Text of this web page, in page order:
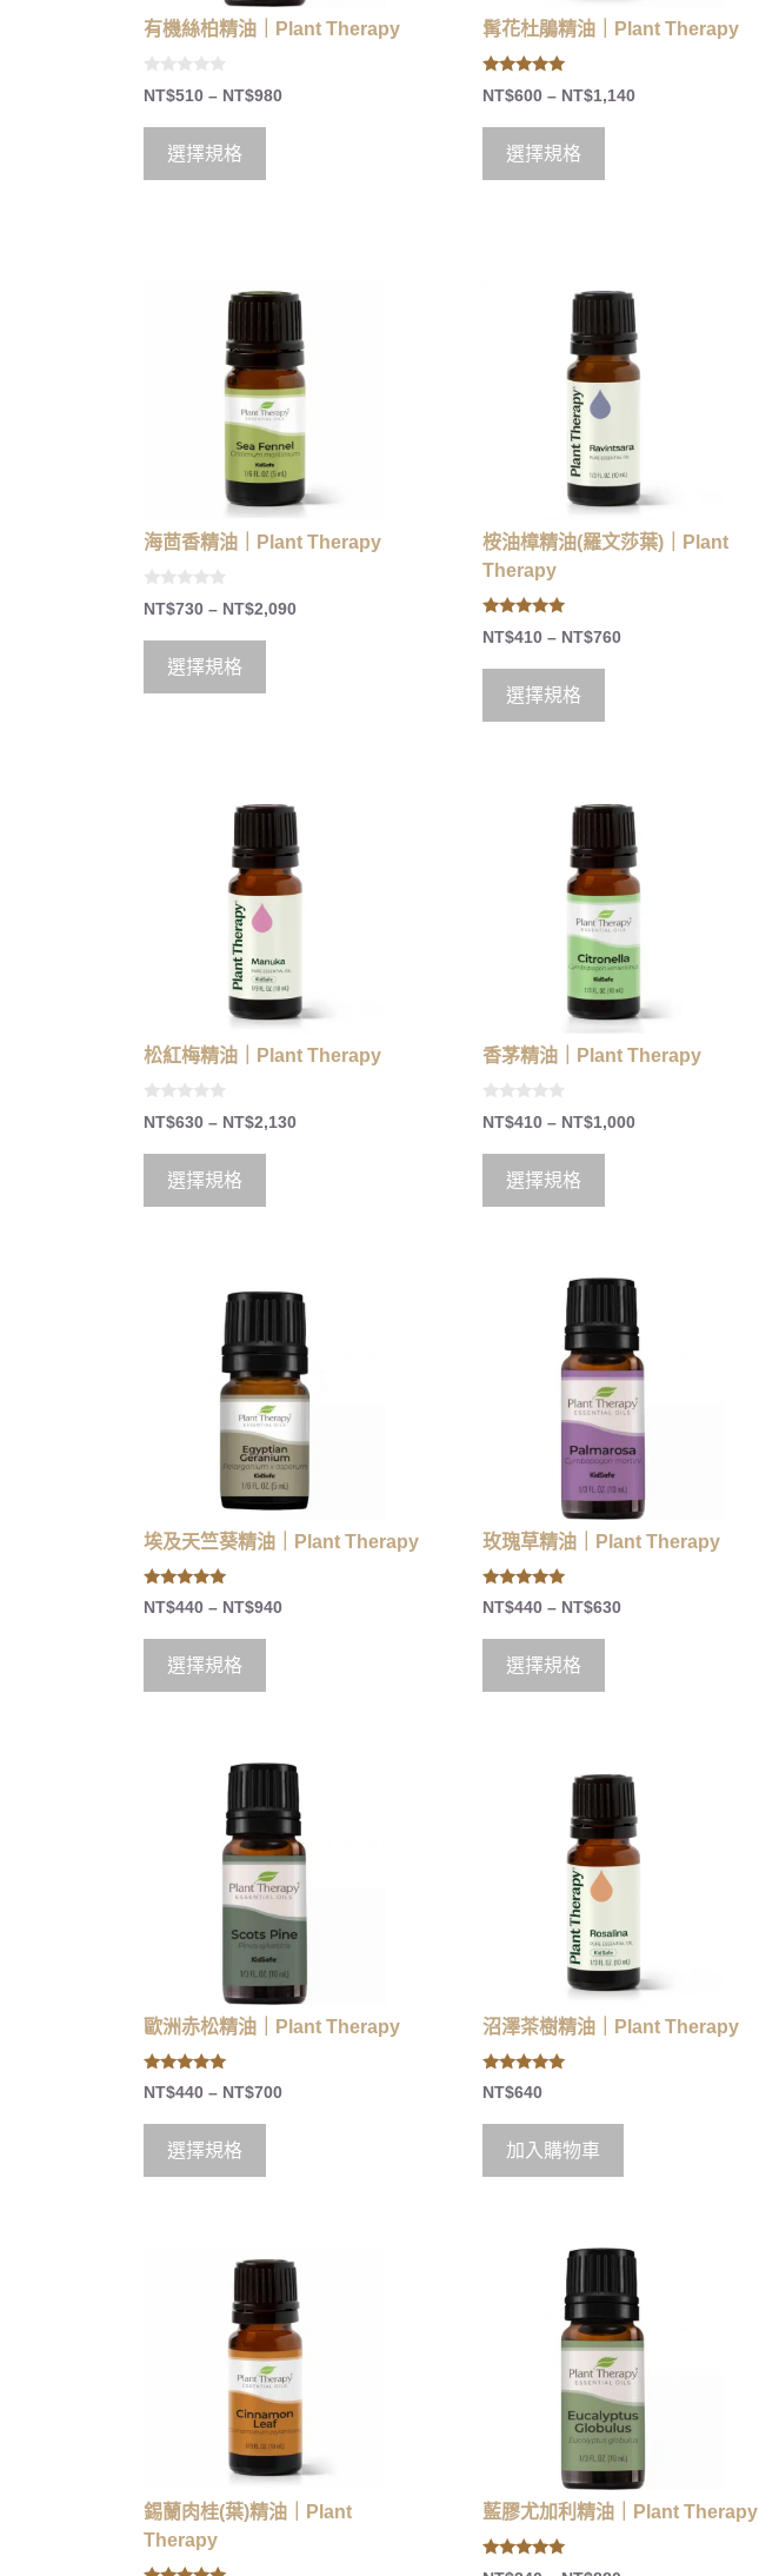
有機絲柏精油｜Plant Therapy
0
o
t
5
NT$510 – NT$980
選擇規格
髯花杜鵑精油｜Plant Therapy
4.80
out of 5
NT$600 – NT$1,140
選擇規格
海茴香精油｜Plant Therapy
0
o
t
5
NT$730 – NT$2,090
選擇規格
桉油樟精油(羅文莎葉)｜Plant
Therapy
5.00
out of 5
NT$410 – NT$760
選擇規格
松紅梅精油｜Plant Therapy
0
o
t
5
NT$630 – NT$2,130
選擇規格
香茅精油｜Plant Therapy
0
o
t
5
NT$410 – NT$1,000
選擇規格
埃及天竺葵精油｜Plant Therapy
5.00
out of 5
NT$440 – NT$940
選擇規格
玫瑰草精油｜Plant Therapy
5.00
out of 5
NT$440 – NT$630
選擇規格
歐洲赤松精油｜Plant Therapy
5.00
out of 5
NT$440 – NT$700
選擇規格
沼澤茶樹精油｜Plant Therapy
5.00
out of 5
NT$640
加入購物車
錫蘭肉桂(葉)精油｜Plant
Therapy
藍膠尤加利精油｜Plant Therapy
5.00